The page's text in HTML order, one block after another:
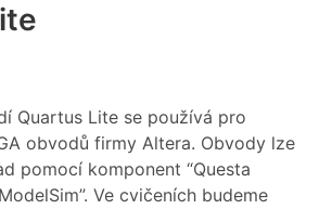
Quartus Lite se používá pro
obvodů firmy Altera. Obvody lze
pomocí komponent “Questa
Ve cvičeních budeme